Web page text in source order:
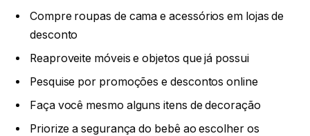
Compre roupas de cama e acessórios em lojas de
desconto
Reaproveite móveis e objetos que já possui
Pesquise por promoções e descontos online
Faça você mesmo alguns itens de decoração
Priorize a segurança do bebê ao escolher os